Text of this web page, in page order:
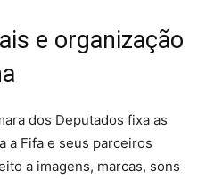
e organização
dos Deputados fixa as
a Fifa e seus parceiros
a imagens, marcas, sons